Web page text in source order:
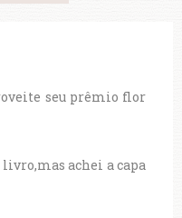
seu prêmio flor
livro,mas achei a capa